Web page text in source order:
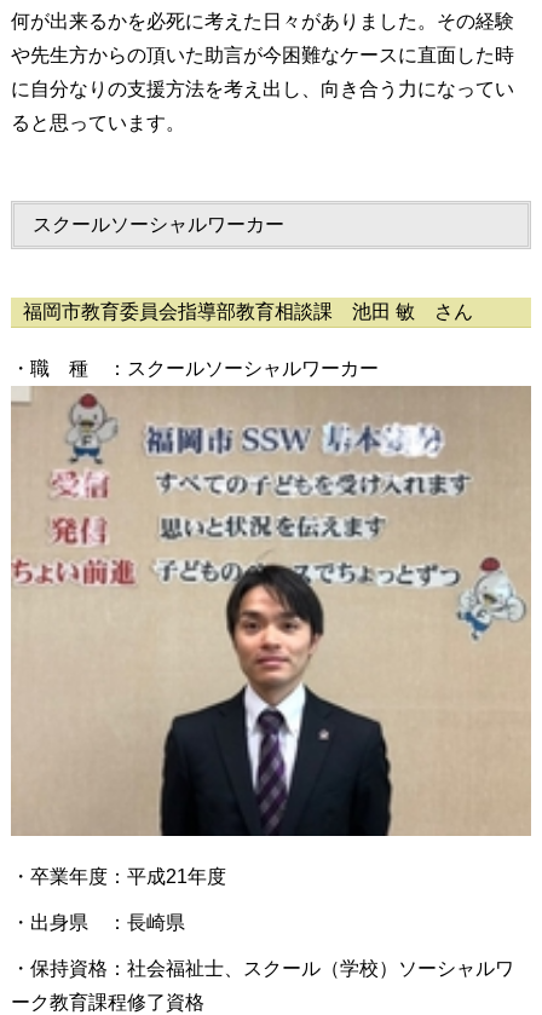
何が出来るかを必死に考えた日々がありました。その経験
や先生方からの頂いた助言が今困難なケースに直面した時
に自分なりの支援方法を考え出し、向き合う力になってい
ると思っています。
スクールソーシャルワーカー
福岡市教育委員会指導部教育相談課 池田 敏 さん
・職 種 ：スクールソーシャルワーカー
・卒業年度：平成21年度
・出身県 ：長崎県
・保持資格：社会福祉士、スクール（学校）ソーシャルワ
ーク教育課程修了資格